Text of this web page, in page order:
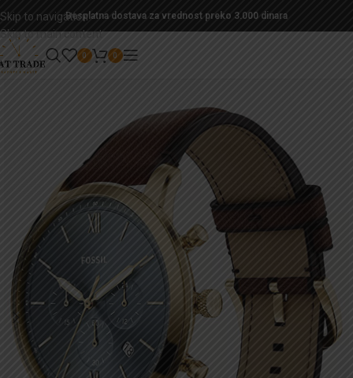
Skip to navigation
Skip to main content
Besplatna dostava za vrednost preko 3.000 dinara
0 0